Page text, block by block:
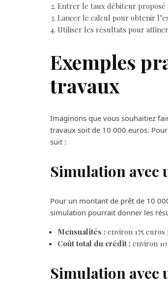
Entrer le taux débiteur proposé
Lancer le calcul pour obtenir
Utiliser les résultats pour
Exemples
travaux
Imaginons que vous souhaitiez
travaux soit de 10 000 euros.
suit :
Simulation avec
Pour un montant de prêt de 10
simulation pourrait donner les
Mensualités : environ 175 euros
Coût total du crédit : environ
Simulation avec